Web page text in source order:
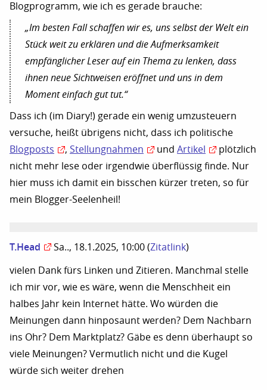
Blogprogramm, wie ich es gerade brauche:
„Im besten Fall schaffen wir es, uns selbst der Welt ein
Stück weit zu erklären und die Aufmerksamkeit
empfänglicher Leser auf ein Thema zu lenken, dass
ihnen neue Sichtweisen eröffnet und uns in dem
Moment einfach gut tut.“
Dass ich (im Diary!) gerade ein wenig umzusteuern
versuche, heißt übrigens nicht, dass ich politische
Blogposts
, Stellungnahmen und Artikel
plötzlich
nicht mehr lese oder irgendwie überflüssig finde. Nur
hier muss ich damit ein bisschen kürzer treten, so für
mein Blogger-Seelenheil!
T.Head Sa.., 18.1.2025, 10:00 (Zitatlink)
vielen Dank fürs Linken und Zitieren. Manchmal stelle
ich mir vor, wie es wäre, wenn die Menschheit ein
halbes Jahr kein Internet hätte. Wo würden die
Meinungen dann hinposaunt werden? Dem Nachbarn
ins Ohr? Dem Marktplatz? Gäbe es denn überhaupt so
viele Meinungen? Vermutlich nicht und die Kugel
würde sich weiter drehen